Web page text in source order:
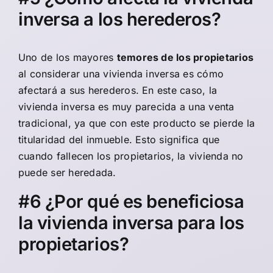
inversa a los herederos?
Uno de los mayores temores de los propietarios
al considerar una vivienda inversa es cómo
afectará a sus herederos. En este caso, la
vivienda inversa es muy parecida a una venta
tradicional, ya que con este producto se pierde la
titularidad del inmueble. Esto significa que
cuando fallecen los propietarios, la vivienda no
puede ser heredada.
#6 ¿Por qué es beneficiosa
la vivienda inversa para los
propietarios?